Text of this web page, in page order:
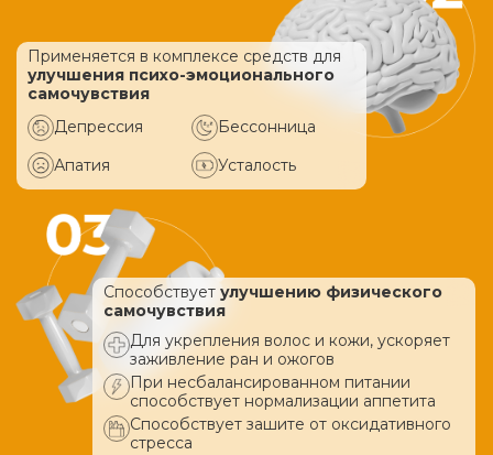
Применяется в комплексе средств для
улучшения психо-эмоционального
самочувствия
Депрессия
Бессонница
Апатия
Усталость
Способствует улучшению физического
самочувствия
Для укрепления волос и кожи, ускоряет
заживление ран и ожогов
При несбалансированном питании
способствует нормализации аппетита
Способствует зашите от оксидативного
стресса